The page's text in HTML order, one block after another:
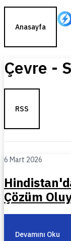
Anasayfa
Çevre -
RSS
6 Mart 2026
Çözüm
Devamını Oku